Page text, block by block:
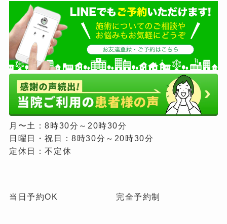
月〜土：8時30分～20時30分
日曜日・祝日：8時30分～20時30分
定休日：不定休
当日予約OK 完全予約制